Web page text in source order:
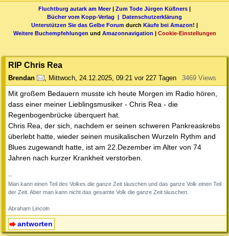
Fluchtburg autark am Meer| Zum Tode Jürgen Küßners |
Bücher vom Kopp-Verlag | Datenschutzerklärung
Unterstützen Sie das Gelbe Forum durch Käufe bei Amazon! |
Weitere Buchempfehlungen und Amazonnavigation | Cookie-Einstellungen
RIP Chris Rea
Brendan , Mittwoch, 24.12.2025, 09:21 vor 227 Tagen 3469 Views
Mit großem Bedauern musste ich heute Morgen im Radio hören,
dass einer meiner Lieblingsmusiker - Chris Rea - die
Regenbogenbrücke überquert hat.
Chris Rea, der sich, nachdem er seinen schweren Pankreaskrebs
überlebt hatte, wieder seinen musikalischen Wurzeln Rythm and
Blues zugewandt hatte, ist am 22.Dezember im Alter von 74
Jahren nach kurzer Krankheit verstorben.
--
Man kann einen Teil des Volkes die ganze Zeit täuschen und das ganze Volk einen Teil
der Zeit. Aber man kann nicht das gesamte Volk die ganze Zeit täuschen.
Abraham Lincoln
antworten